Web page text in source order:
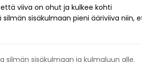
viiva on ohut ja kulkee kohti
sisäkulmaan pieni ääriviiva niin,
silmän sisäkulmaan ja kulmaluun alle.